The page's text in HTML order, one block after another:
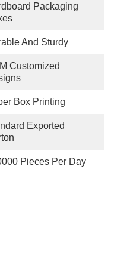
Packaging
And Sturdy
Customized
Box Printing
Exported
Pieces Per Day